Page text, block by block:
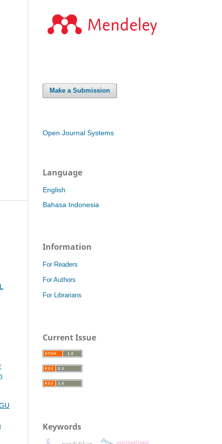
Make a Submission
Open Journal Systems
Language
English
Bahasa Indonesia
Information
For Readers
For Authors
For Librarians
Current Issue
Keywords
optimalisasi